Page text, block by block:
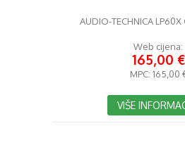
AUDIO-TECHNICA
Web cijena:
165,00 €
MPC: 165,00
VIŠE